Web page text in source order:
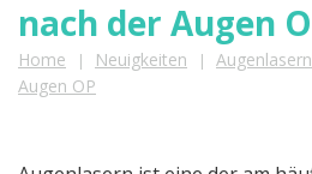
nach der Augen
Home | Neuigkeiten |
Augen OP